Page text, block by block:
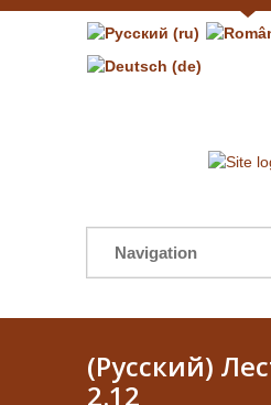
(Русский)
2.12